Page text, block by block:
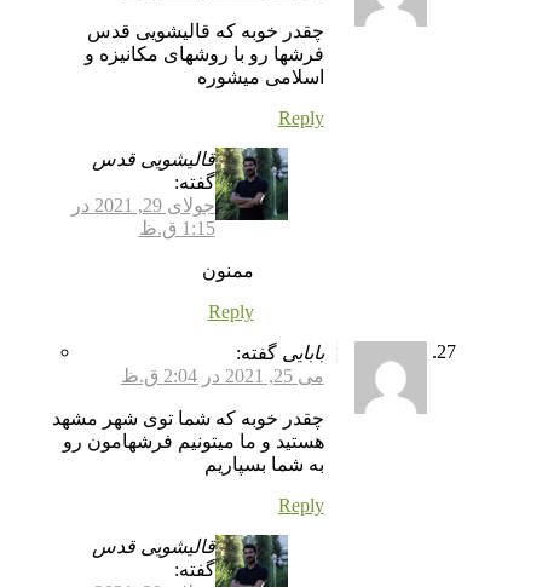
چقدر خوبه که قالیشویی قدس
فرشها رو با روشهای مکانیزه و
اسلامی میشوره
Reply
قالیشویی قدس
گفته:
جولای 29, 2021 در
1:15 ق.ظ
ممنون
Reply
بابایی گفته:
می 25, 2021 در 2:04 ق.ظ
چقدر خوبه که شما توی شهر مشهد
هستید و ما میتونیم فرشهامون رو
به شما بسپاریم
Reply
قالیشویی قدس
گفته: